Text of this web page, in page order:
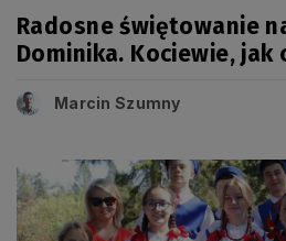
Radosne świętowanie
Dominika. Kociewie, jak
Marcin Szumny